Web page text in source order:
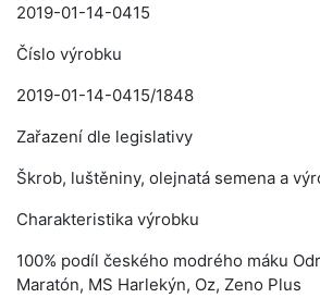
2019-01-14-0415
Číslo výrobku
2019-01-14-0415/1848
Zařazení dle legislativy
Škrob, luštěniny, olejnatá semena a
Charakteristika výrobku
100% podíl českého modrého máku
Maratón, MS Harlekýn, Oz, Zeno Plus